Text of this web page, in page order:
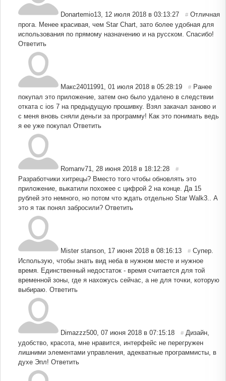
Donartemio13, 12 июля 2018 в 03:13:27 # Отличная
прога. Менее красивая, чем Star Chart, зато более удобная для
использования по прямому назначению и на русском. Спасибо!
Ответить
Макс24011991, 01 июля 2018 в 05:28:19 # Ранее
покупал это приложение, затем оно было удалено в следствии
отката с ios 7 на предыдущую прошивку. Взял закачал заново и
с меня вновь сняли деньги за программу! Как это понимать ведь
я ее уже покупал Ответить
Romanv71, 28 июня 2018 в 18:12:28 #
Разработчики хитрецы? Вместо того чтобы обновлять это
приложение, выкатили похожее с цифрой 2 на конце. Да 15
рублей это немного, но потом что ждать отдельно Star Walk3.. А
это я так понял забросили? Ответить
Mister stanson, 17 июня 2018 в 08:16:13 # Супер.
Использую, чтобы знать вид неба в нужном месте и нужное
время. Единственный недостаток - время считается для той
временной зоны, где я нахожусь сейчас, а не для точки, которую
выбираю. Ответить
Dimazzz500, 07 июня 2018 в 07:15:18 # Дизайн,
удобство, красота, мне нравится, интерфейс не перегружен
лишними элементами управления, адекватные программисты, в
духе Эпл! Ответить